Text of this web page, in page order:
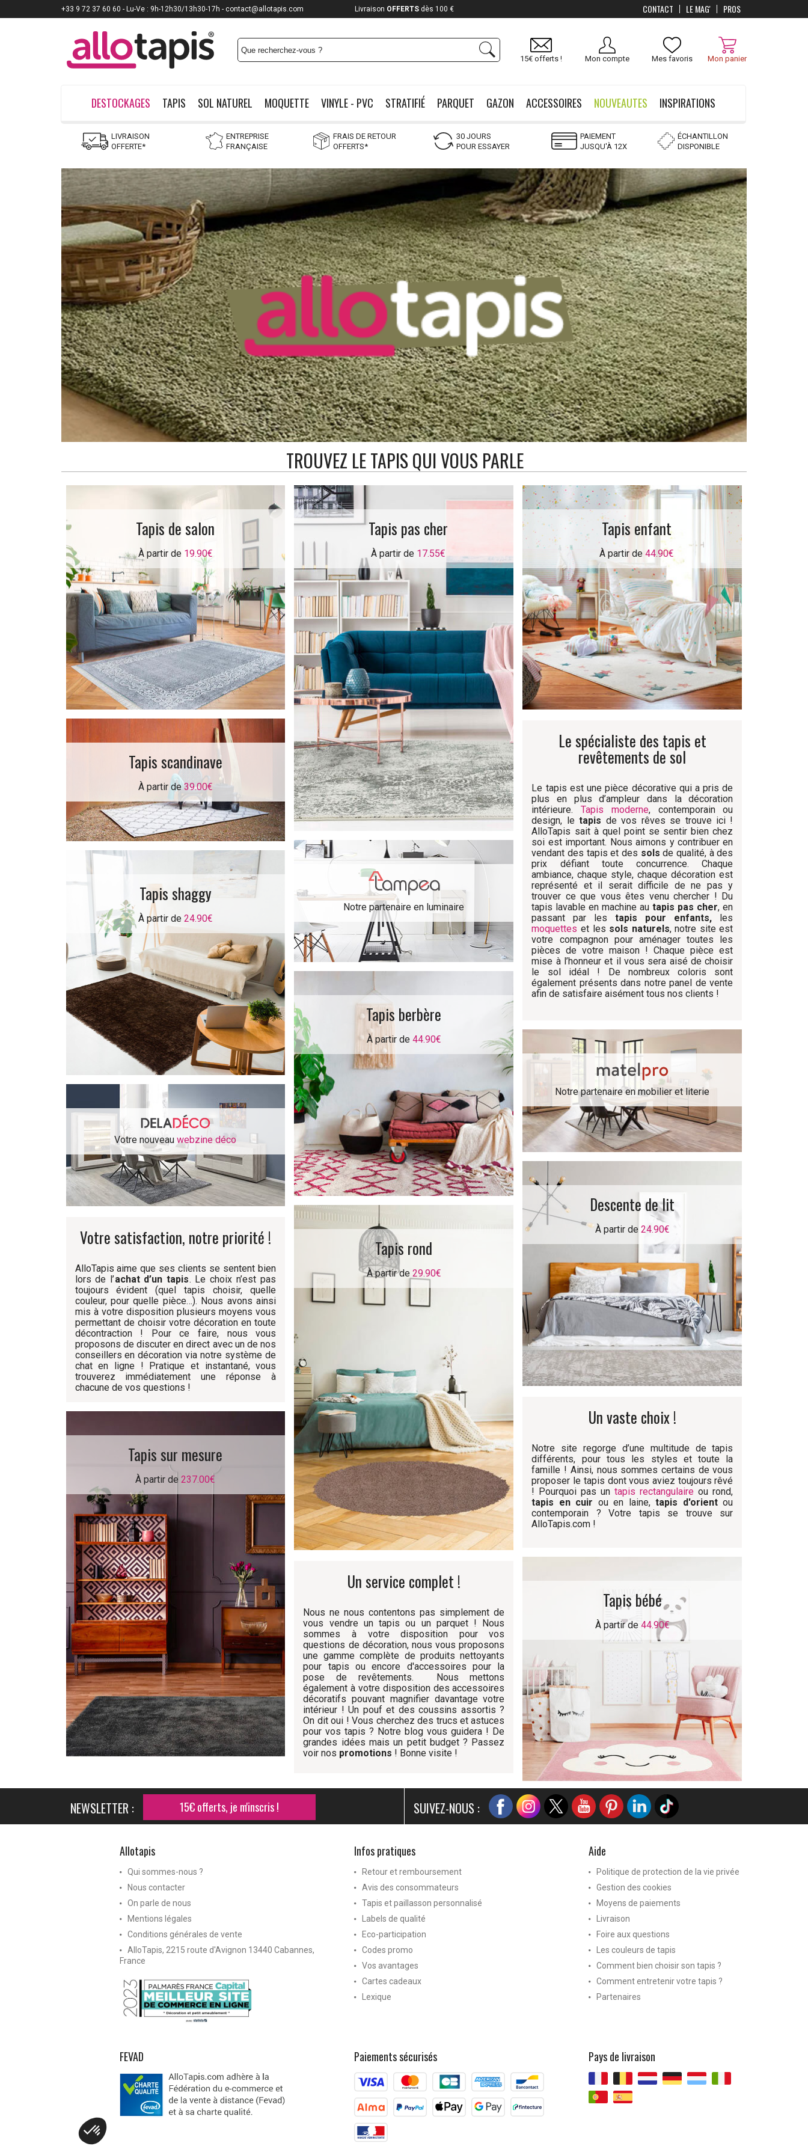
Mon panier
Mes favoris
Mon compte
15€ offerts !
DESTOCKAGES TAPIS SOL NATUREL MOQUETTE VINYLE - PVC STRATIFIÉ PARQUET GAZON ACCESSOIRES NOUVEAUTES INSPIRATIONS
LIVRAISON
OFFERTE*
ENTREPRISE
FRANÇAISE
FRAIS DE RETOUR
OFFERTS*
30 JOURS
POUR ESSAYER
PAIEMENT
JUSQU'À 12X
ÉCHANTILLON
DISPONIBLE
TROUVEZ LE TAPIS QUI VOUS PARLE
Tapis de salon
À partir de 19.90€
Tapis scandinave
À partir de39.00€
Tapis shaggy
À partir de 24.90€
Votre nouveauwebzine déco
Votre satisfaction, notre priorité !
AlloTapis aime que ses clients se sentent bien
lors de l’achat d’un tapis. Le choix n’est pas
toujours évident (quel tapis choisir, quelle
couleur, pour quelle pièce…). Nous avons ainsi
mis à votre disposition plusieurs moyens vous
permettant de choisir votre décoration en toute
décontraction ! Pour ce faire, nous vous
proposons de discuter en direct avec un de nos
conseillers en décoration via notre système de
chat en ligne ! Pratique et instantané, vous
trouverez immédiatement une réponse à
chacune de vos questions !
Tapis sur mesure
À partir de237.00€
Tapis pas cher
À partir de 17.55€
Notre partenaire en luminaire
Tapis berbère
À partir de 44.90€
Tapis rond
À partir de 29.90€
Un service complet !
Nous ne nous contentons pas simplement de
vous vendre un tapis ou un parquet ! Nous
sommes à votre disposition pour vos
questions de décoration, nous vous proposons
une gamme complète de produits nettoyants
pour tapis ou encore d'accessoires pour la
pose de revêtements. Nous mettons
également à votre disposition des accessoires
décoratifs pouvant magnifier davantage votre
intérieur ! Un pouf et des coussins assortis ?
On dit oui ! Vous cherchez des trucs et astuces
pour vos tapis ? Notre blog vous guidera ! De
grandes idées mais un petit budget ? Passez
voir nos promotions ! Bonne visite !
Tapis enfant
À partir de44.90€
Le spécialiste des tapis et
revêtements de sol
Le tapis est une pièce décorative qui a pris de
plus en plus d’ampleur dans la décoration
intérieure.Tapis moderne, contemporain ou
design, letapis de vos rêves se trouve ici !
AlloTapis sait à quel point se sentir bien chez
soi est important. Nous aimons y contribuer en
vendant des tapis et des sols de qualité, à des
prix défiant toute concurrence. Chaque
ambiance, chaque style, chaque décoration est
représenté et il serait difficile de ne pas y
trouver ce que vous êtes venu chercher ! Du
tapis lavable en machine autapis pas cher, en
passant par lestapis pour enfants, les
moquettes et les sols naturels, notre site est
votre compagnon pour aménager toutes les
pièces de votre maison ! Chaque pièce est
mise à l’honneur et il vous sera aisé de choisir
le sol idéal ! De nombreux coloris sont
également présents dans notre panel de vente
afin de satisfaire aisément tous nos clients !
Notre partenaire en mobilier et literie
Descente de lit
À partir de 24.90€
Un vaste choix !
Notre site regorge d’une multitude de tapis
différents, pour tous les styles et toute la
famille ! Ainsi, nous sommes certains de vous
proposer le tapis dont vous aviez toujours rêvé
! Pourquoi pas untapis rectangulaire ou rond,
tapis en cuir ou en laine,tapis d'orientou
contemporain ? Votre tapis se trouve sur
AlloTapis.com !
Tapis bébé
À partir de 44.90€
NEWSLETTER : 15€ offerts, je m'inscris ! SUIVEZ-NOUS :
PROS
LE MAG'
CONTACT
+33 9 72 37 60 60 - Lu-Ve : 9h-12h30/13h30-17h - contact@allotapis.com Payez jusqu'à12x OFFERTSdès 100 €
Allotapis
Qui sommes-nous ?
Nous contacter
On parle de nous
Mentions légales
Conditions générales de vente
AlloTapis, 2215 route d'Avignon 13440 Cabannes,
France
Infos pratiques
Retour et remboursement
Avis des consommateurs
Tapis et paillasson personnalisé
Labels de qualité
Eco-participation
Codes promo
Vos avantages
Cartes cadeaux
Lexique
Aide
Politique de protection de la vie privée
Gestion des cookies
Moyens de paiements
Livraison
Foire aux questions
Les couleurs de tapis
Comment bien choisir son tapis ?
Comment entretenir votre tapis ?
Partenaires
FEVAD Paiements sécurisés Pays de livraison